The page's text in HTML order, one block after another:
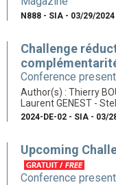
N888 - SIA - 03/29/2024
Challenge
Conference
Author(s) : Thierry
Laurent GENEST -
2024-DE-02 - SIA - 03/
Upcoming
Conference